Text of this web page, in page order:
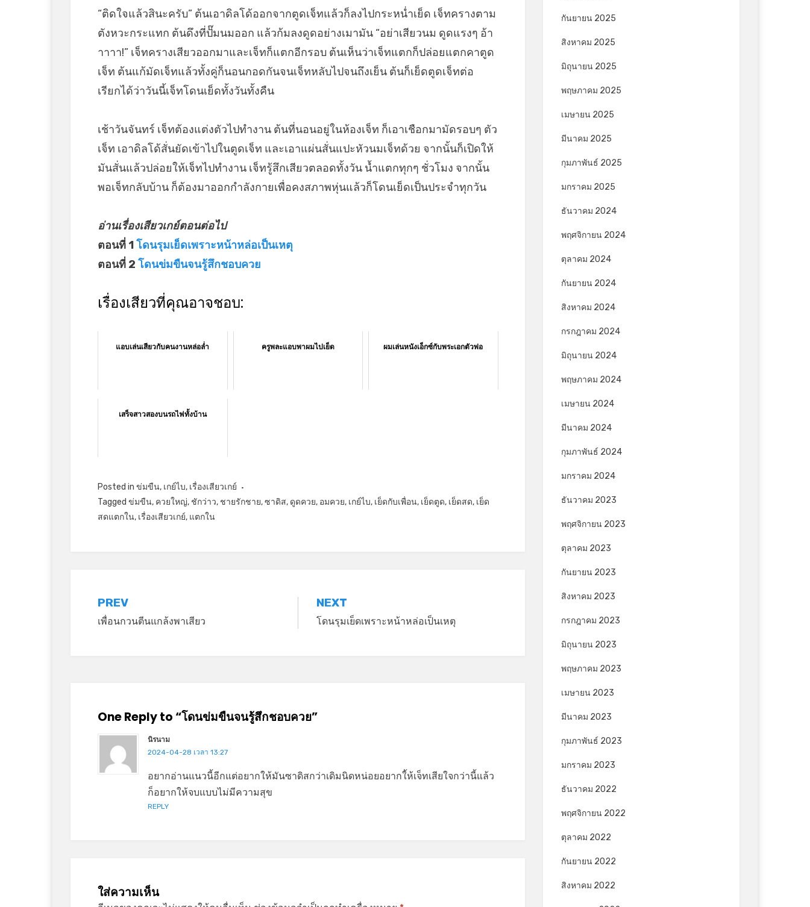
“ติดใจแล้วสินะครับ” ต้นเอาดิลโด้ออกจากตูดเจ็ทแล้วก็ลงไปกระหน่ำเย็ด เจ็ทครางตาม
ตังหวะกระแทก ต้นดึงที่ปั๊มนมออก แล้วก้มลงดูดอย่างเมามัน “อย่าเสียวนม ดูดแรงๆ อ้า
าาาา!” เจ็ทครางเสียวออกมาและเจ็ทก็แตกอีกรอบ ต้นเห็นว่าเจ็ทแตกก็ปล่อยแตกคาตูด
เจ็ท ต้นแก้มัดเจ็ทแล้วทั้งคู่ก็นอนกอดกันจนเจ็ทหลับไปจนถึงเย็น ต้นก็เย็ดตูดเจ็ทต่อ
เรียกได้ว่าวันนี้เจ็ทโดนเย็ดทั้งวันทั้งคืน
เช้าวันจันทร์ เจ็ทต้องแต่งตัวไปทำงาน ต้นที่นอนอยู่ในห้องเจ็ท ก็เอาเชือกมามัดรอบๆ ตัว
เจ็ท เอาดิลโด้สั่นยัดเข้าไปในตูดเจ็ท และเอาแผ่นสั่นแปะหัวนมเจ็ทด้วย จากนั้นก็เปิดให้
มันสั่นแล้วปล่อยให้เจ็ทไปทำงาน เจ็ทรู้สึกเสียวตลอดทั้งวัน น้ำแตกทุกๆ ชั่วโมง จากนั้น
พอเจ็ทกลับบ้าน ก็ต้องมาออกกำลังกายเพื่อคงสภาพหุ่นแล้วก็โดนเย็ดเป็นประจำทุกวัน
อ่านเรื่องเสียวเกย์ตอนต่อไป
ตอนที่ 1โดนรุมเย็ดเพราะหน้าหล่อเป็นเหตุ
ตอนที่ 2 โดนข่มขืนจนรู้สึกชอบควย
เรื่องเสียวที่คุณอาจชอบ:
แอบเล่นเสียวกับคนงานหล่อล่ำ ครูพละแอบพาผมไปเย็ด ผมเล่นหนังเอ็กซ์กับพระเอกตัวพ่อ
เสร็จสาวสองบนรถไฟทั้งบ้าน
Posted in ข่มขืน, เกย์ไบ, เรื่องเสียวเกย์
Tagged ข่มขืน, ควยใหญ่, ชักว่าว, ชายรักชาย,ซาดิส, ดูดควย, อมควย, เกย์ไบ, เย็ดกับเพื่อน, เย็ดตูด, เย็ดสด, เย็ด
สดแตกใน, เรื่องเสียวเกย์, แตกใน
แนะแนว
เรื่อง
PREV
เพื่อนกวนตีนแกล้งพาเสียว
NEXT
โดนรุมเย็ดเพราะหน้าหล่อเป็นเหตุ
One Reply to “โดนข่มขืนจนรู้สึกชอบควย”
นิรนาม
2024-04-28 เวลา 13:27
อยากอ่านแนวนี้อีกแต่อยากให้มันซาดิสกว่าเดิมนิดหน่อยอยากใ้ห้เจ็ทเสียใจกว่านี้แล้ว
ก็อยากให้จบแบบไม่มีความสุข
REPLY
ใส่ความเห็น
กันยายน 2025
สิงหาคม 2025
มิถุนายน 2025
พฤษภาคม 2025
เมษายน 2025
มีนาคม 2025
กุมภาพันธ์ 2025
มกราคม 2025
ธันวาคม 2024
พฤศจิกายน 2024
ตุลาคม 2024
กันยายน 2024
สิงหาคม 2024
กรกฎาคม 2024
มิถุนายน 2024
พฤษภาคม 2024
เมษายน 2024
มีนาคม 2024
กุมภาพันธ์ 2024
มกราคม 2024
ธันวาคม 2023
พฤศจิกายน 2023
ตุลาคม 2023
กันยายน 2023
สิงหาคม 2023
กรกฎาคม 2023
มิถุนายน 2023
พฤษภาคม 2023
เมษายน 2023
มีนาคม 2023
กุมภาพันธ์ 2023
มกราคม 2023
ธันวาคม 2022
พฤศจิกายน 2022
ตุลาคม 2022
กันยายน 2022
สิงหาคม 2022